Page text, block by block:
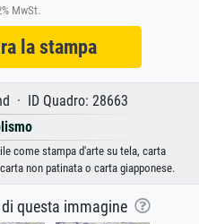
MwSt.
la stampa
· ID Quadro: 28663
come stampa d'arte su tela, carta
non patinata o carta giapponese.
questa immagine